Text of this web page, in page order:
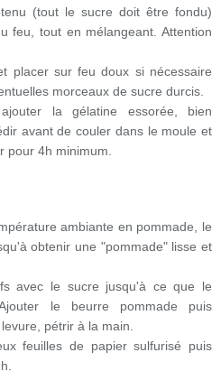
(tout le sucre doit être fondu)
feu, tout en mélangeant. Attention
placer sur feu doux si nécessaire
morceaux de sucre durcis.
la gélatine essorée, bien
avant de couler dans le moule et
pour 4h minimum.
ambiante en pommade, le
obtenir une "pommade" lisse et
avec le sucre jusqu'à ce que le
le beurre pommade puis
pétrir à la main.
feuilles de papier sulfurisé puis